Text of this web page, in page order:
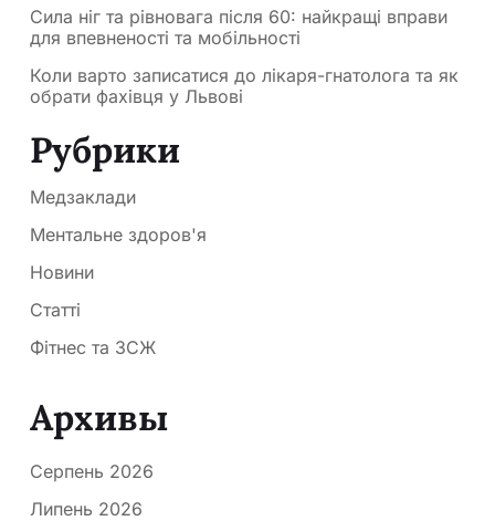
Сила ніг та рівновага після 60: найкращі вправи
для впевненості та мобільності
Коли варто записатися до лікаря-гнатолога та як
обрати фахівця у Львові
Рубрики
Медзаклади
Ментальне здоров'я
Новини
Статті
Фітнес та ЗСЖ
Архивы
Серпень 2026
Липень 2026